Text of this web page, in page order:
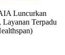
Luncurkan
Terpadu